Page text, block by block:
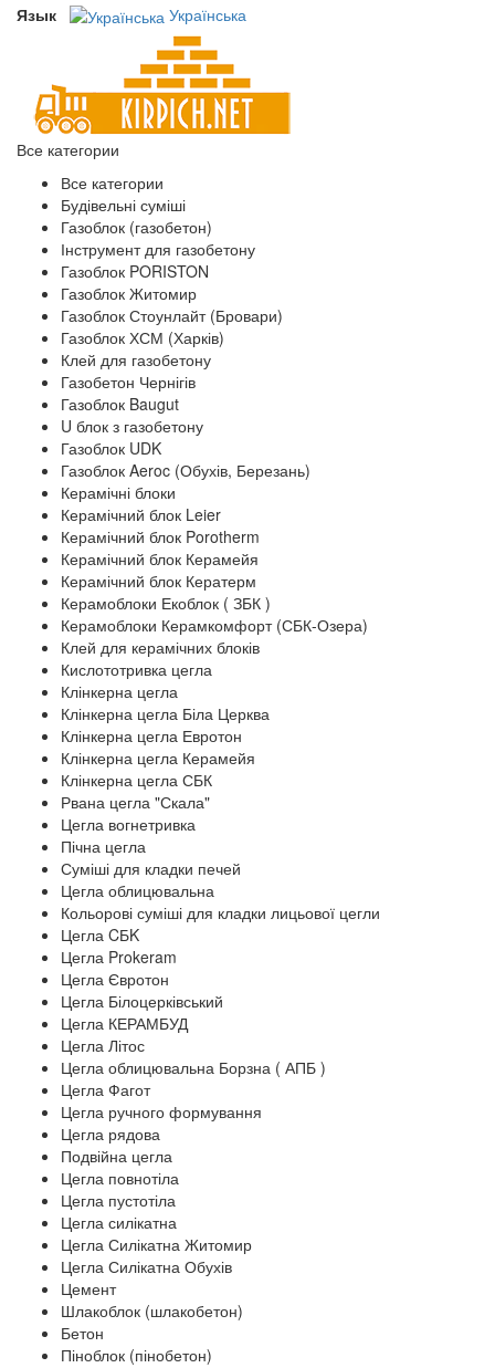
Язык Українська
Все категории
Все категории
Будівельні суміші
Газоблок (газобетон)
Інструмент для газобетону
Газоблок PORISTON
Газоблок Житомир
Газоблок Стоунлайт (Бровари)
Газоблок ХСМ (Харків)
Клей для газобетону
Газобетон Чернігів
Газоблок Baugut
U блок з газобетону
Газоблок UDK
Газоблок Aeroc (Обухів, Березань)
Керамічні блоки
Керамічний блок Leier
Керамічний блок Porotherm
Керамічний блок Керамейя
Керамічний блок Кератерм
Керамоблоки Екоблок ( ЗБК )
Керамоблоки Керамкомфорт (СБК-Озера)
Клей для керамічних блоків
Кислототривка цегла
Клінкерна цегла
Клінкерна цегла Біла Церква
Клінкерна цегла Евротон
Клінкерна цегла Керамейя
Клінкерна цегла СБК
Рвана цегла "Скала"
Цегла вогнетривка
Пічна цегла
Суміші для кладки печей
Цегла облицювальна
Кольорові суміші для кладки лицьової цегли
Цегла CБK
Цегла Prokeram
Цегла Євротон
Цегла Білоцерківський
Цегла КЕРАМБУД
Цегла Літос
Цегла облицювальна Борзна ( АПБ )
Цегла Фагот
Цегла ручного формування
Цегла рядова
Подвійна цегла
Цегла повнотіла
Цегла пустотіла
Цегла силікатна
Цегла Силікатна Житомир
Цегла Силікатна Обухів
Цемент
Шлакоблок (шлакобетон)
Бетон
Піноблок (пінобетон)